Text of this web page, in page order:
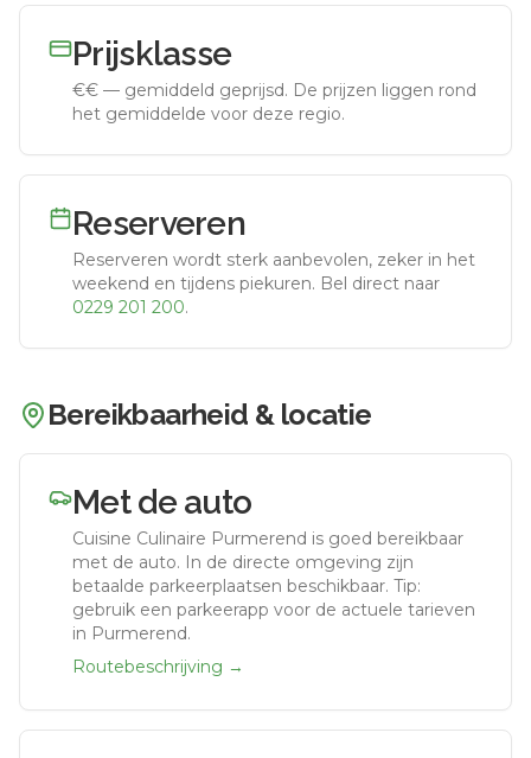
Prijsklasse
€€ — gemiddeld geprijsd. De prijzen liggen rond
het gemiddelde voor deze regio.
Reserveren
Reserveren wordt sterk aanbevolen, zeker in het
weekend en tijdens piekuren. Bel direct naar
0229 201 200.
Bereikbaarheid & locatie
Met de auto
Cuisine Culinaire Purmerend is goed bereikbaar
met de auto. In de directe omgeving zijn
betaalde parkeerplaatsen beschikbaar. Tip:
gebruik een parkeerapp voor de actuele tarieven
in Purmerend.
Routebeschrijving →